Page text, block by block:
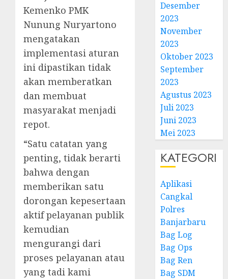
Kemenko PMK
Nunung Nuryartono
mengatakan
implementasi aturan
ini dipastikan tidak
akan memberatkan
dan membuat
masyarakat menjadi
repot.
“Satu catatan yang
penting, tidak berarti
bahwa dengan
memberikan satu
dorongan kepesertaan
aktif pelayanan publik
kemudian
mengurangi dari
proses pelayanan atau
yang tadi kami
Desember
2023
November
2023
Oktober 2023
September
2023
Agustus 2023
Juli 2023
Juni 2023
Mei 2023
KATEGORI
Aplikasi
Cangkal
Polres
Banjarbaru
Bag Log
Bag Ops
Bag Ren
Bag SDM